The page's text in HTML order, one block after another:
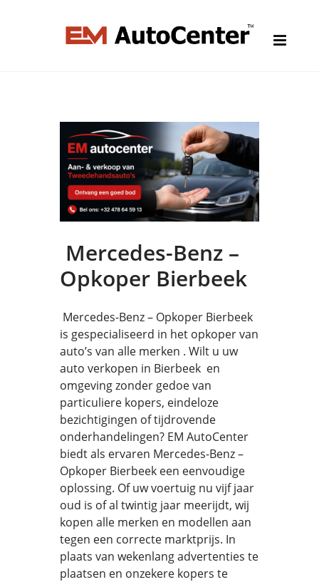
Mercedes-Benz –
Opkoper Bierbeek
Mercedes-Benz – Opkoper Bierbeek
is gespecialiseerd in het opkoper van
auto’s van alle merken . Wilt u uw
auto verkopen in Bierbeek en
omgeving zonder gedoe van
particuliere kopers, eindeloze
bezichtigingen of tijdrovende
onderhandelingen? EM AutoCenter
biedt als ervaren Mercedes-Benz –
Opkoper Bierbeek een eenvoudige
oplossing. Of uw voertuig nu vijf jaar
oud is of al twintig jaar meerijdt, wij
kopen alle merken en modellen aan
tegen een correcte marktprijs. In
plaats van wekenlang advertenties te
plaatsen en onzekere kopers te